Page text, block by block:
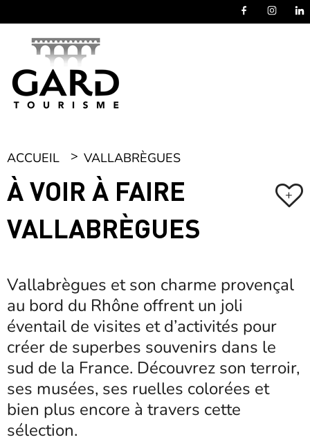
ACCUEIL VALLABRÈGUES
À VOIR À FAIRE
VALLABRÈGUES
+
Vallabrègues et son charme provençal
au bord du Rhône offrent un joli
éventail de visites et d’activités pour
créer de superbes souvenirs dans le
sud de la France. Découvrez son terroir,
ses musées, ses ruelles colorées et
bien plus encore à travers cette
sélection.